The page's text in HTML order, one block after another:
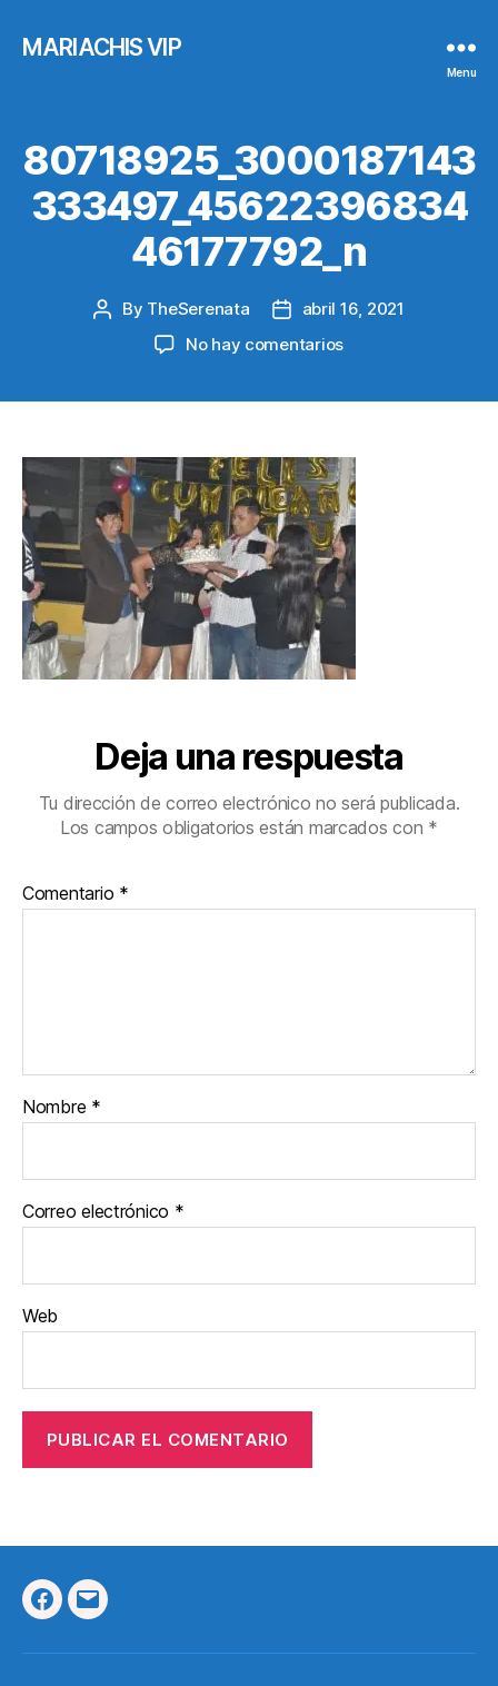
MARIACHIS VIP
Menu
80718925_3000187143
333497_45622396834
46177792_n
Post
By TheSerenata
Post
date
abril 16, 2021
No hay comentariosen
Deja una respuesta
Tu dirección de correo electrónico no será publicada.
Los campos obligatorios están marcados con *
Comentario *
Nombre *
Correo electrónico *
Web
Facebook
Correo